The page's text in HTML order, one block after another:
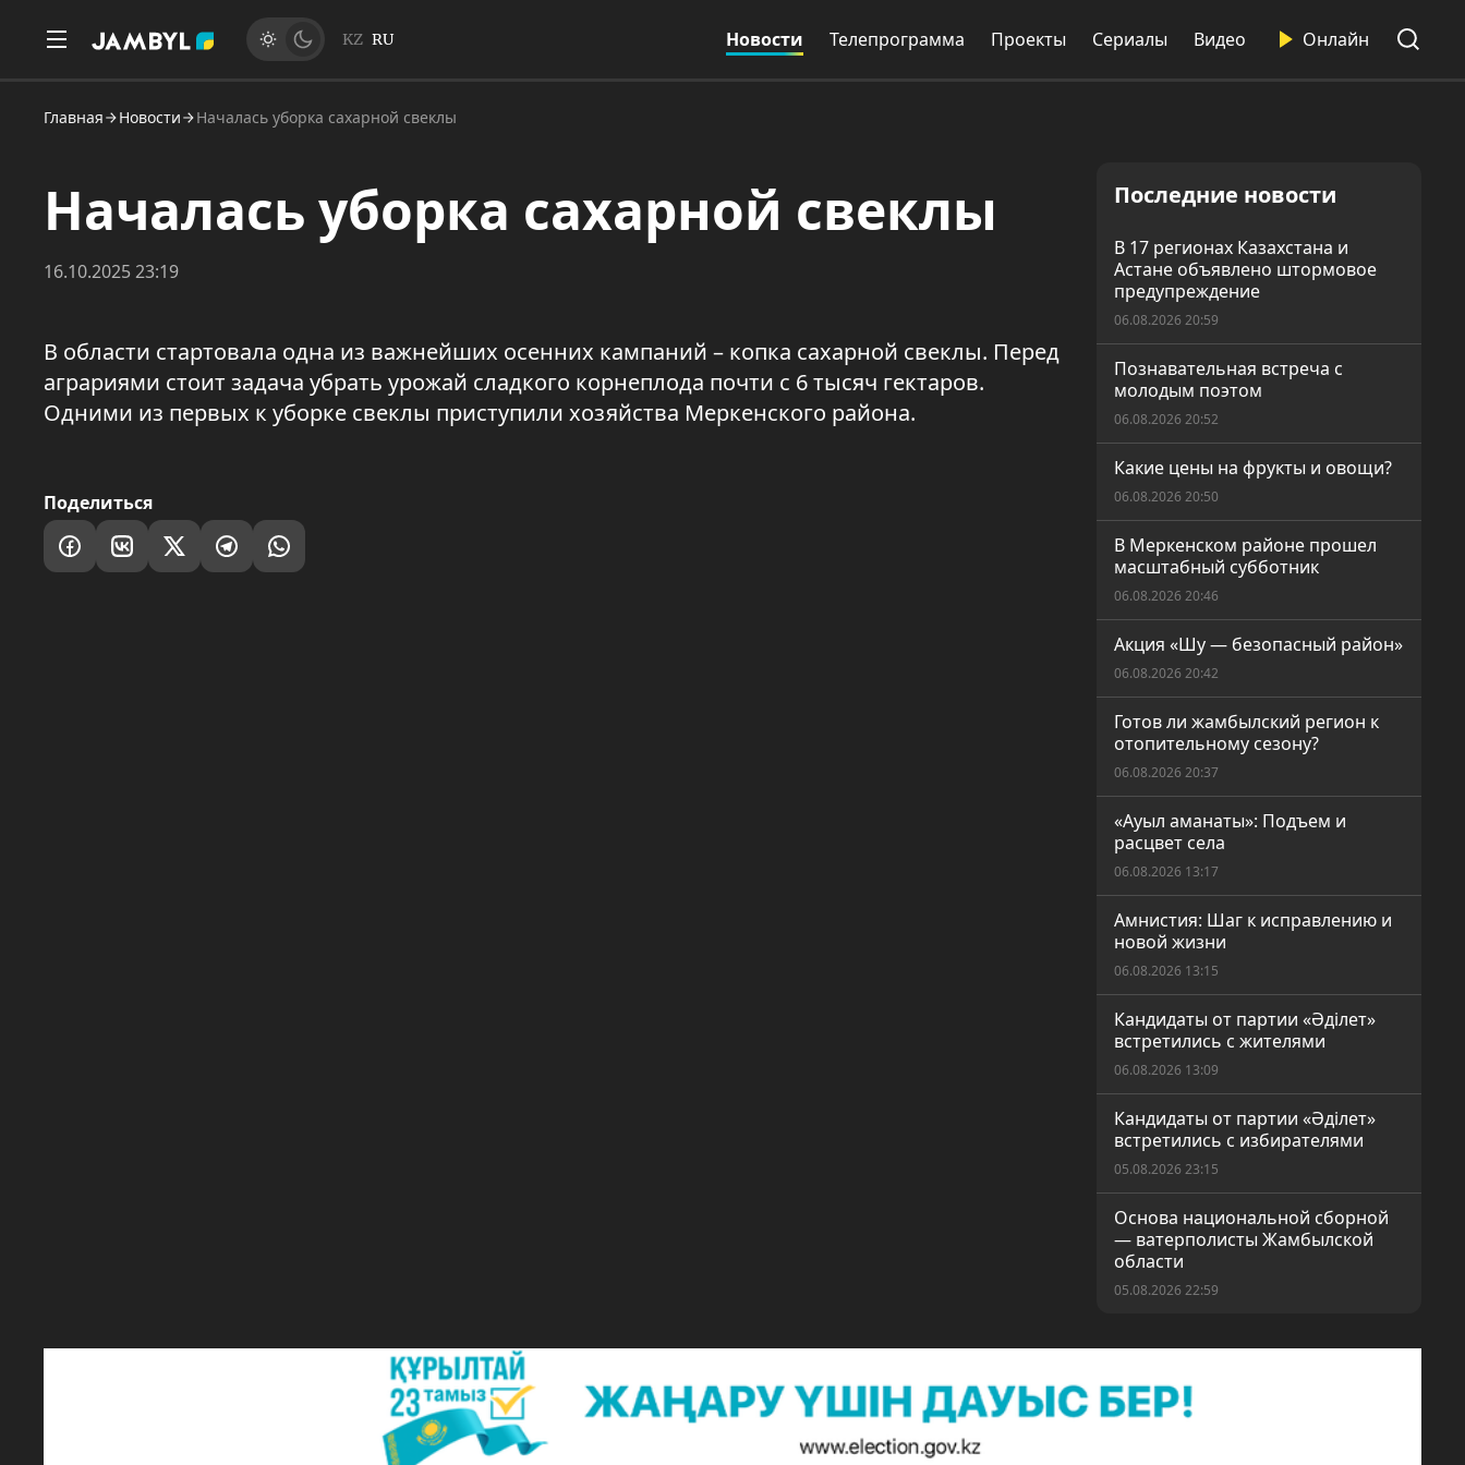
KZ RU Новости Телепрограмма Проекты Сериалы Видео Онлайн
Главная Новости Началась уборка сахарной свеклы
Началась уборка сахарной свеклы
16.10.2025 23:19
В области стартовала одна из важнейших осенних кампаний – копка сахарной свеклы. Перед
аграриями стоит задача убрать урожай сладкого корнеплода почти с 6 тысяч гектаров.
Одними из первых к уборке свеклы приступили хозяйства Меркенского района.
Поделиться
Последние новости
В 17 регионах Казахстана и
Астане объявлено штормовое
предупреждение
06.08.2026 20:59
Познавательная встреча с
молодым поэтом
06.08.2026 20:52
Какие цены на фрукты и овощи?
06.08.2026 20:50
В Меркенском районе прошел
масштабный субботник
06.08.2026 20:46
Акция «Шу — безопасный район»
06.08.2026 20:42
Готов ли жамбылский регион к
отопительному сезону?
06.08.2026 20:37
«Ауыл аманаты»: Подъем и
расцвет села
06.08.2026 13:17
Амнистия: Шаг к исправлению и
новой жизни
06.08.2026 13:15
Кандидаты от партии «Әділет»
встретились с жителями
06.08.2026 13:09
Кандидаты от партии «Әділет»
встретились с избирателями
05.08.2026 23:15
Основа национальной сборной
— ватерполисты Жамбылской
области
05.08.2026 22:59
10 суток ареста за дрифт